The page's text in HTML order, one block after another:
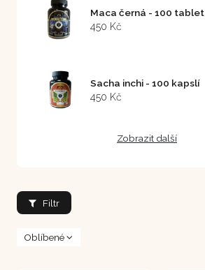
Maca černá - 100 tablet
450 Kč
Sacha inchi - 100 kapslí
450 Kč
Zobrazit další
Filtr
Oblíbené